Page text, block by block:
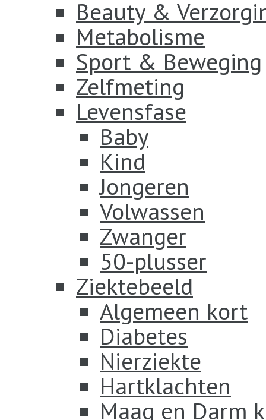
Beauty &
Metabolisme
Sport & Beweging
Zelfmeting
Levensfase
Baby
Kind
Jongeren
Volwassen
Zwanger
50-plusser
Ziektebeeld
Algemeen kort
Diabetes
Nierziekte
Hartklachten
Maag en Darm